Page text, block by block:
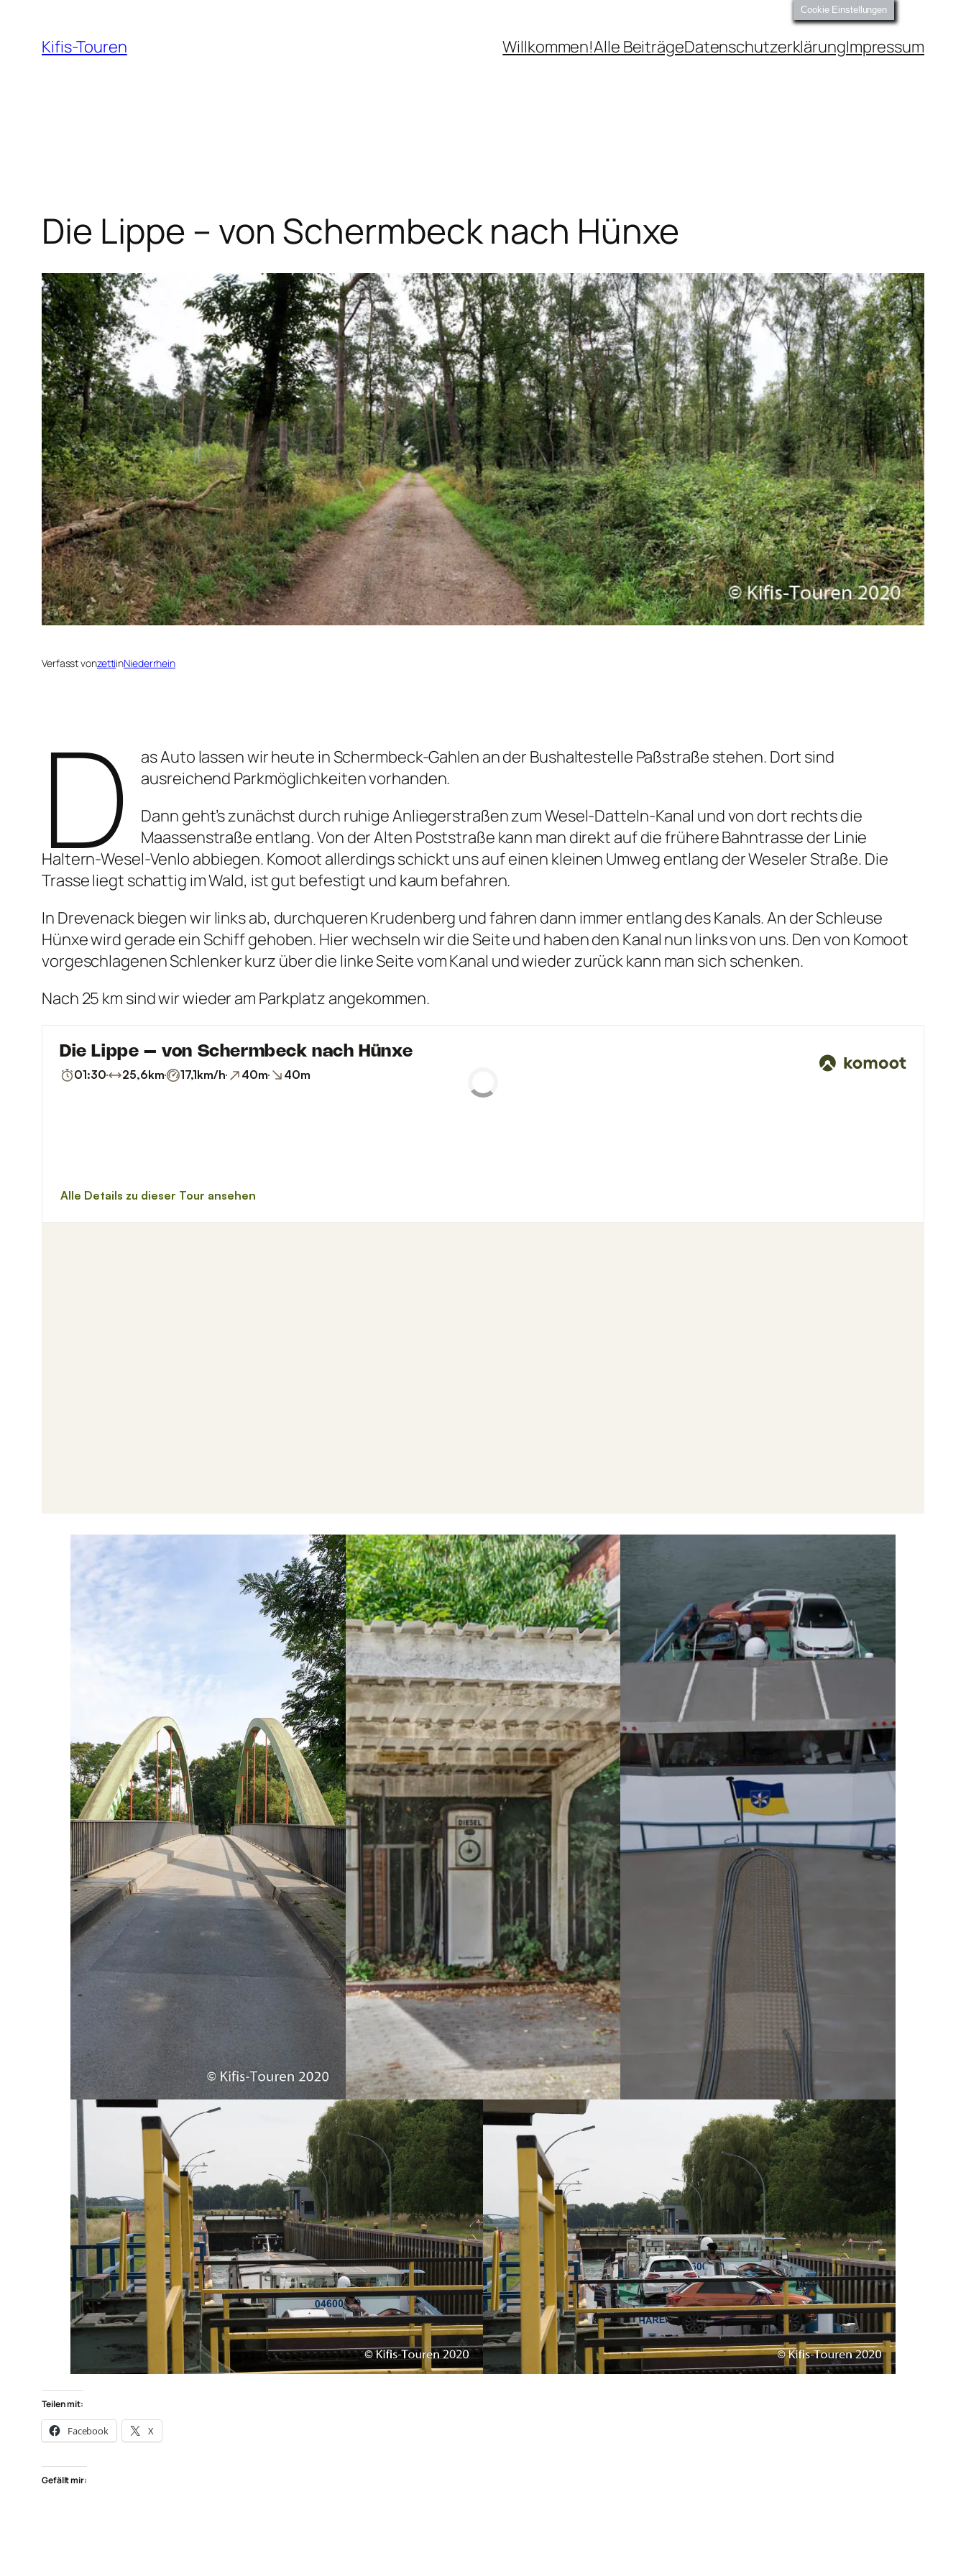
Inhalt
springen
Kifis-Touren Willkommen!Alle BeiträgeDatenschutzerklärungImpressum
Die Lippe – von Schermbeck nach Hünxe
Verfasst vonzettiinNiederrhein
D
as Auto lassen wir heute in Schermbeck-Gahlen an der Bushaltestelle Paßstraße stehen. Dort sind
ausreichend Parkmöglichkeiten vorhanden.
Dann geht’s zunächst durch ruhige Anliegerstraßen zum Wesel-Datteln-Kanal und von dort rechts die
Maassenstraße entlang. Von der Alten Poststraße kann man direkt auf die frühere Bahntrasse der Linie
Haltern-Wesel-Venlo abbiegen. Komoot allerdings schickt uns auf einen kleinen Umweg entlang der Weseler Straße. Die
Trasse liegt schattig im Wald, ist gut befestigt und kaum befahren.
In Drevenack biegen wir links ab, durchqueren Krudenberg und fahren dann immer entlang des Kanals. An der Schleuse
Hünxe wird gerade ein Schiff gehoben. Hier wechseln wir die Seite und haben den Kanal nun links von uns. Den von Komoot
vorgeschlagenen Schlenker kurz über die linke Seite vom Kanal und wieder zurück kann man sich schenken.
Nach 25 km sind wir wieder am Parkplatz angekommen.
Teilen mit:
Facebook X
Gefällt mir:
Cookie Einstellungen